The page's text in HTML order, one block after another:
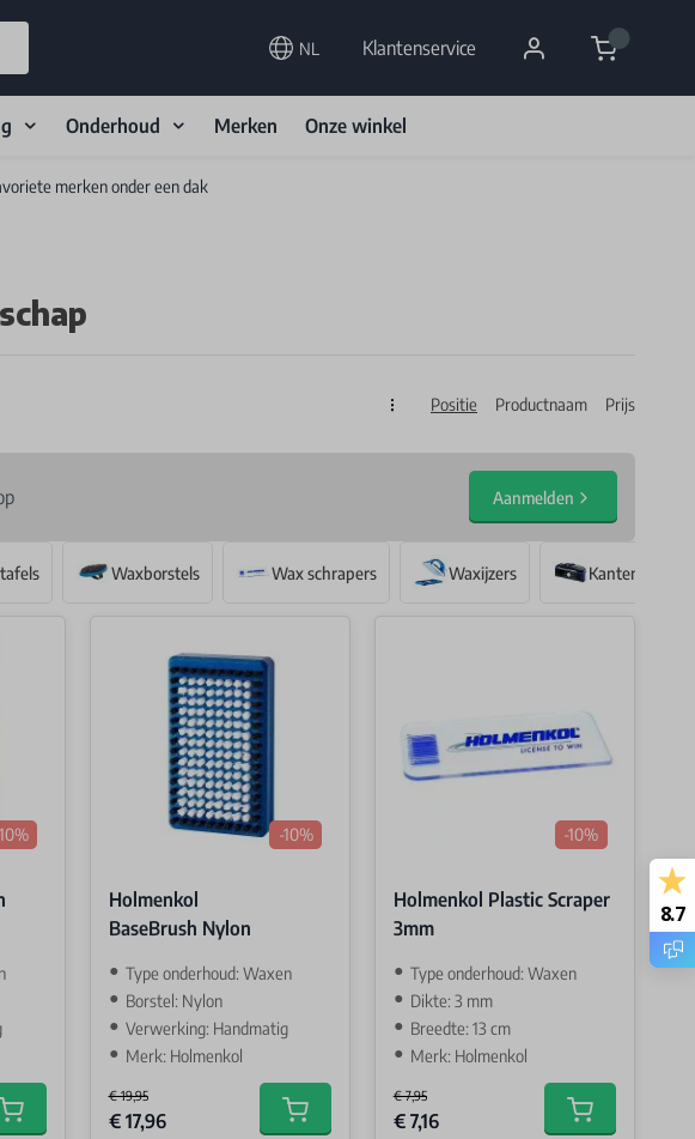
NL Klantenservice Cart
Onderhoud Merken Onze winkel
merken onder een dak
Sorteren op
Positie Productnaam Prijs
Aanmelden
Waxborstels Wax schrapers Waxijzers Kantenslijpers
Add to cart
-10%
Holmenkol
BaseBrush Nylon
Type onderhoud: Waxen
Borstel: Nylon
Verwerking: Handmatig
Merk: Holmenkol
€ 19,95
Special Price
€ 17,96 Add to cart
-10%
Holmenkol Plastic Scraper
3mm
Type onderhoud: Waxen
Dikte: 3 mm
Breedte: 13 cm
Merk: Holmenkol
€ 7,95
Special Price
€ 7,16 Add to cart
8.7